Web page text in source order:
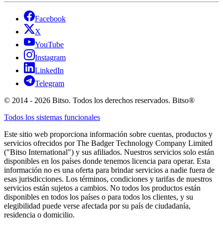
Facebook
X
YouTube
Instagram
LinkedIn
Telegram
© 2014 - 2026 Bitso. Todos los derechos reservados. Bitso®
Todos los sistemas funcionales
Este sitio web proporciona información sobre cuentas, productos y
servicios ofrecidos por The Badger Technology Company Limited
("Bitso International") y sus afiliados. Nuestros servicios solo están
disponibles en los países donde tenemos licencia para operar. Esta
información no es una oferta para brindar servicios a nadie fuera de
esas jurisdicciones. Los términos, condiciones y tarifas de nuestros
servicios están sujetos a cambios. No todos los productos están
disponibles en todos los países o para todos los clientes, y su
elegibilidad puede verse afectada por su país de ciudadanía,
residencia o domicilio.